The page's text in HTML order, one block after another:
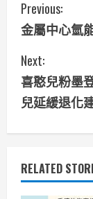
C
o
n
t
i
n
u
Previous:
金屬中心氫
Next:
喜憨兒粉墨
兒延緩退化
RELATED